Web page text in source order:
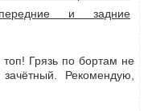
и задние
Грязь по бортам не
Рекомендую,